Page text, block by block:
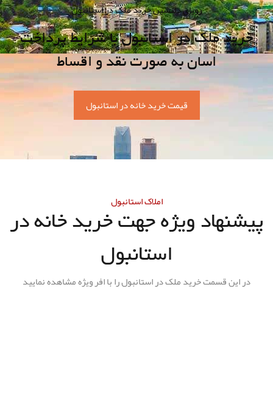
رویای دلنشین خرید ملک در استانبول
خرید ملک در استانبول با شرایط پرداخت
اسان به صورت نقد و اقساط
قیمت خرید خانه در استانبول
املاک استانبول
پیشنهاد ویژه جهت خرید خانه در
استانبول
در این قسمت خرید ملک در استانبول را با افر ویژه مشاهده نمایید